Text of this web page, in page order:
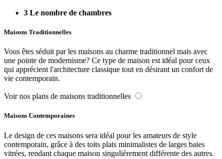
3 Le nombre de chambres
Maisons Traditionnelles
Vous êtes séduit par les maisons au charme traditionnel mais avec
une pointe de modernisme? Ce type de maison est idéal pour ceux
qui apprécient l'architecture classique tout en désirant un confort de
vie contemporain.
Voir nos plans de maisons traditionnelles
Maisons Contemporaines
Le design de ces maisons sera idéal pour les amateurs de style
contemporain, grâce à des toits plats minimalistes de larges baies
vitrées, rendant chaque maison singulièrement différente des autres.